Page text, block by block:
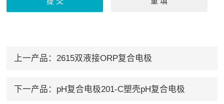
上一产品： 2615双液接ORP复合电极
下一产品： pH复合电极201-C塑壳pH复合电极